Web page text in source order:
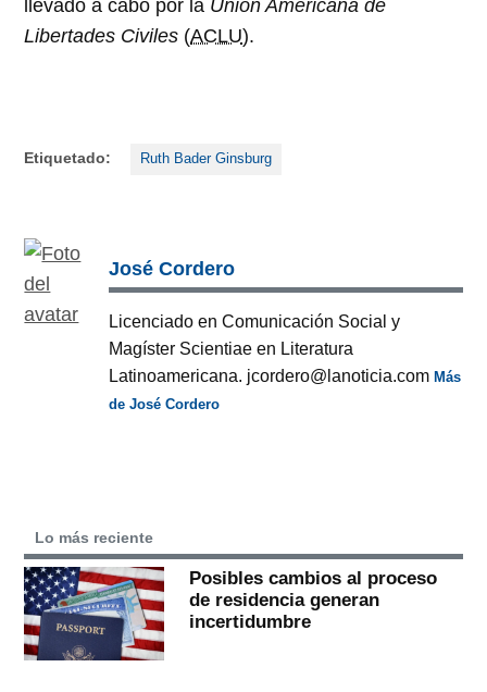
llevado a cabo por la Unión Americana de
Libertades Civiles (ACLU).
Etiquetado: Ruth Bader Ginsburg
José Cordero
Licenciado en Comunicación Social y
Magíster Scientiae en Literatura
Latinoamericana. jcordero@lanoticia.comMás
de José Cordero
Lo más reciente
Posibles cambios al proceso
de residencia generan
incertidumbre